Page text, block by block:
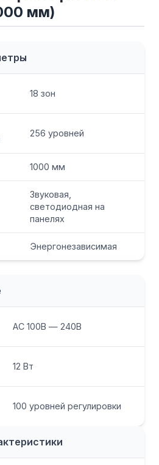
мм)
18 зон
256 уровней
1000 мм
Звуковая,
светодиодная на
панелях
Энергонезависимая
AC 100В — 240В
12 Вт
100 уровней регулировки